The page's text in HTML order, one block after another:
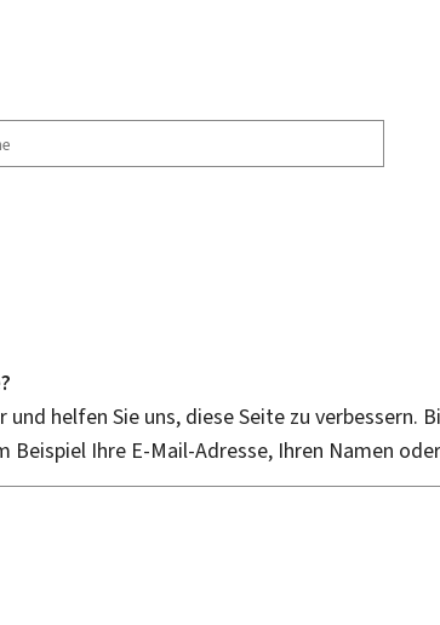
helfen Sie uns, diese Seite zu verbessern.
Beispiel Ihre E-Mail-Adresse, Ihren Namen